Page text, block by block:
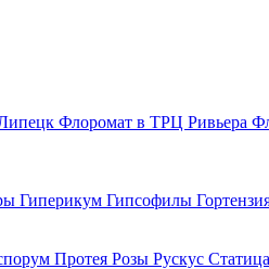
Флоромат в ТРЦ Ривьера
Гиперикум Гипсофилы
Протея Розы Рускус Статица